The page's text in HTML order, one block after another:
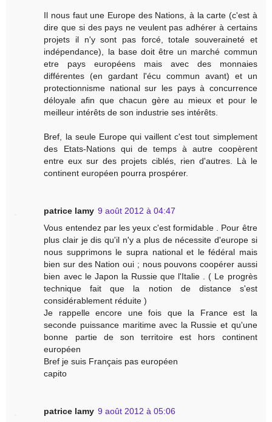
Il nous faut une Europe des Nations, à la carte (c'est à
dire que si des pays ne veulent pas adhérer à certains
projets il n'y sont pas forcé, totale souveraineté et
indépendance), la base doit être un marché commun
etre pays européens mais avec des monnaies
différentes (en gardant l'écu commun avant) et un
protectionnisme national sur les pays à concurrence
déloyale afin que chacun gère au mieux et pour le
meilleur intérêts de son industrie ses intérêts.
Bref, la seule Europe qui vaillent c'est tout simplement
des Etats-Nations qui de temps à autre coopèrent
entre eux sur des projets ciblés, rien d'autres. Là le
continent européen pourra prospérer.
patrice lamy 9 août 2012 à 04:47
Vous entendez par les yeux c'est formidable . Pour être
plus clair je dis qu'il n'y a plus de nécessite d'europe si
nous supprimons le supra national et le fédéral mais
bien sur des Nation oui ; nous pouvons coopérer aussi
bien avec le Japon la Russie que l'Italie . ( Le progrès
technique fait que la notion de distance s'est
considérablement réduite )
Je rappelle encore une fois que la France est la
seconde puissance maritime avec la Russie et qu'une
bonne partie de son territoire est hors continent
européen
Bref je suis Français pas européen
capito
patrice lamy 9 août 2012 à 05:06